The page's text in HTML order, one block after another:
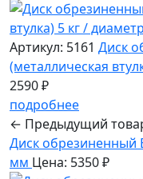
Артикул: 5161 Диск
(металлическая
2590 ₽
подробнее
← Предыдущий
Диск обрезиненный
мм Цена: 5350 ₽